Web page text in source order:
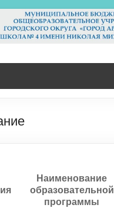
СШ 4
Наименование
образовательной
программы